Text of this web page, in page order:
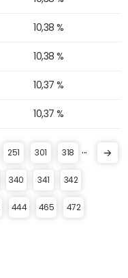
10,38 %
10,38 %
10,37 %
10,37 %
251 301 318
340 341 342
444 465 472